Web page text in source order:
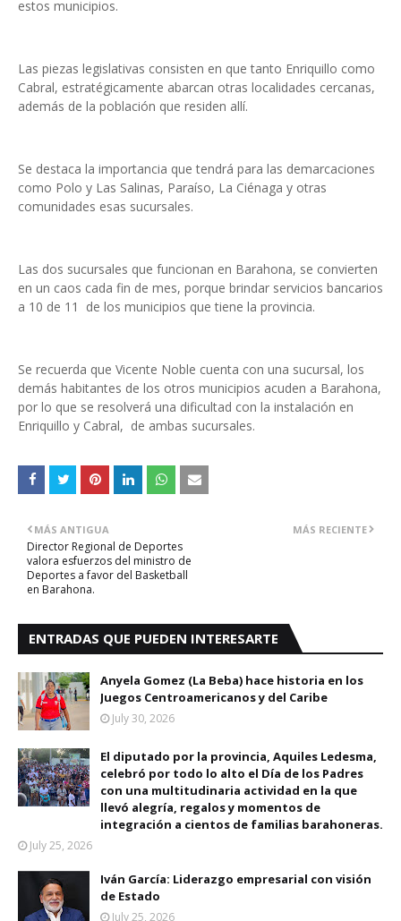
estos municipios.
Las piezas legislativas consisten en que tanto Enriquillo como
Cabral, estratégicamente abarcan otras localidades cercanas,
además de la población que residen allí.
Se destaca la importancia que tendrá para las demarcaciones
como Polo y Las Salinas, Paraíso, La Ciénaga y otras
comunidades esas sucursales.
Las dos sucursales que funcionan en Barahona, se convierten
en un caos cada fin de mes, porque brindar servicios bancarios
a 10 de 11 de los municipios que tiene la provincia.
Se recuerda que Vicente Noble cuenta con una sucursal, los
demás habitantes de los otros municipios acuden a Barahona,
por lo que se resolverá una dificultad con la instalación en
Enriquillo y Cabral, de ambas sucursales.
MÁS RECIENTE
MÁS ANTIGUA
Director Regional de Deportes
valora esfuerzos del ministro de
Deportes a favor del Basketball
en Barahona.
ENTRADAS QUE PUEDEN INTERESARTE
Anyela Gomez (La Beba) hace historia en los
Juegos Centroamericanos y del Caribe
July 30, 2026
El diputado por la provincia, Aquiles Ledesma,
celebró por todo lo alto el Día de los Padres
con una multitudinaria actividad en la que
llevó alegría, regalos y momentos de
integración a cientos de familias barahoneras.
July 25, 2026
Iván García: Liderazgo empresarial con visión
de Estado
July 25, 2026